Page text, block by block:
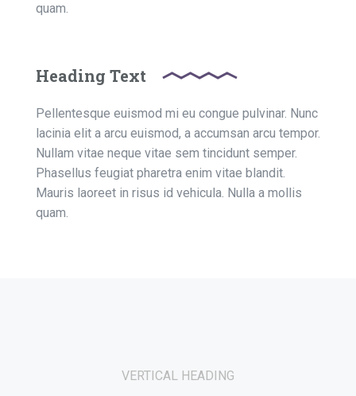
quam.
Heading Text
Pellentesque euismod mi eu congue pulvinar. Nunc
lacinia elit a arcu euismod, a accumsan arcu tempor.
Nullam vitae neque vitae sem tincidunt semper.
Phasellus feugiat pharetra enim vitae blandit.
Mauris laoreet in risus id vehicula. Nulla a mollis
quam.
VERTICAL HEADING